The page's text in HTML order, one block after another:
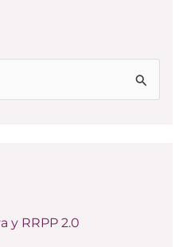
y RRPP 2.0